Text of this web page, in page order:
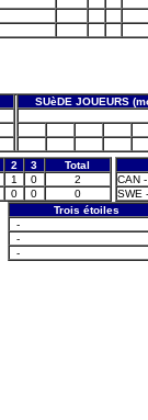
SUèDE JOUEURS
2 3
Total
1 0
2
0 0 0
CAN
SWE
Trois étoiles
-
-
-